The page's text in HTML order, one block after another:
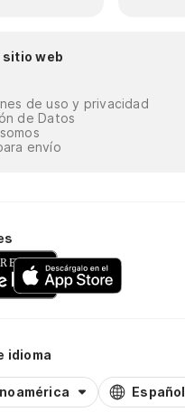
sitio web
de uso y privacidad
de Datos
envío
idioma
Español